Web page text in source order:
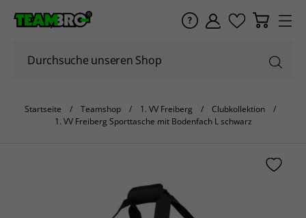
Startseite Teamshop 1. VV Freiberg
Clubkollektion
1. VV Freiberg Sporttasche mit Bodenfach L schwarz